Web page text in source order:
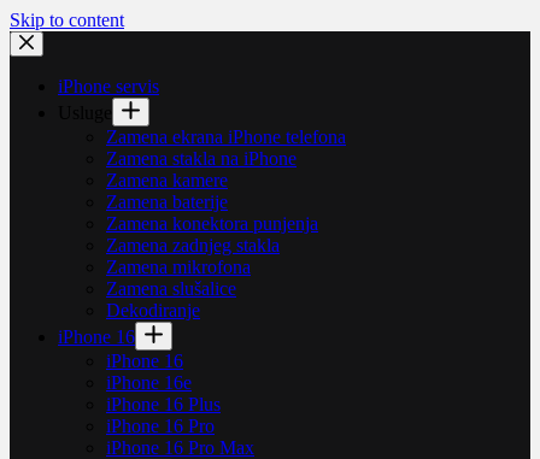
Skip to content
iPhone servis
Zamena ekrana iPhone telefona
Zamena stakla na iPhone
Zamena kamere
Zamena baterije
Zamena konektora punjenja
Zamena zadnjeg stakla
Zamena mikrofona
Zamena slušalice
Dekodiranje
iPhone 16
iPhone 16
iPhone 16e
iPhone 16 Plus
iPhone 16 Pro
iPhone 16 Pro Max